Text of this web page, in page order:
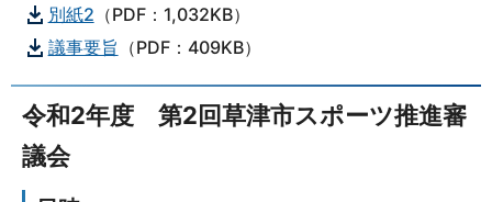
別紙2 （PDF：1,032KB）
議事要旨 （PDF：409KB）
令和2年度 第2回草津市スポーツ推進審
議会